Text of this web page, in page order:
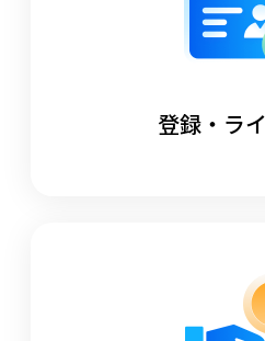
登録・ラ